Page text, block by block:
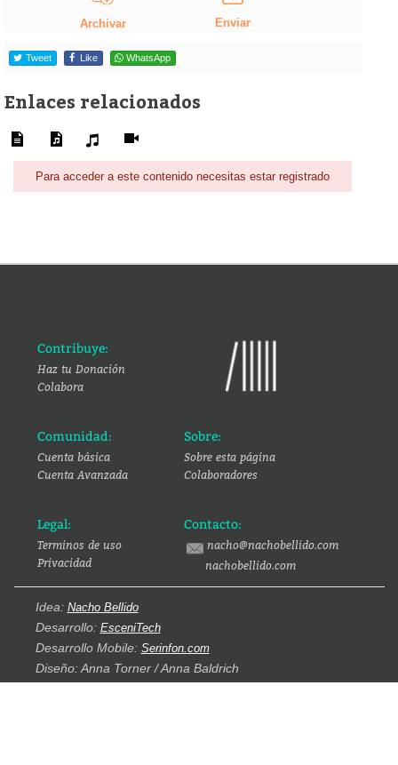
Archivar Enviar
Tweet Like WhatsApp
Enlaces relacionados
Para acceder a este contenido necesitas estar registrado
Contribuye:
Haz tu Donación
Colabora
Comunidad:
Cuenta básica
Cuenta Avanzada
Sobre:
Sobre esta página
Colaboradores
Legal:
Terminos de uso
Privacidad
Contacto:
nacho@nachobellido.com
nachobellido.com
Idea: Nacho Bellido
Desarrollo: EsceniTech
Desarrollo Mobile: Serinfon.com
Diseño: Anna Torner / Anna Baldrich